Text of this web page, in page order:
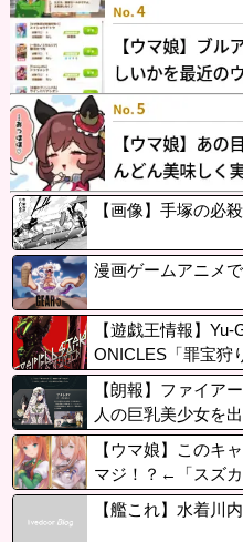
【画像】手塚の必
漫画ゲームアニメ
【遊戯王情報】
ONICLES「罪宝狩
から「黒魔女ディ
さんによる キャス
【朗報】ファイア
人の巨乳美少女を
【ウマ娘】このキ
マジ！？←「スズ
と聞いて驚いたよ」
【艦これ】水着川